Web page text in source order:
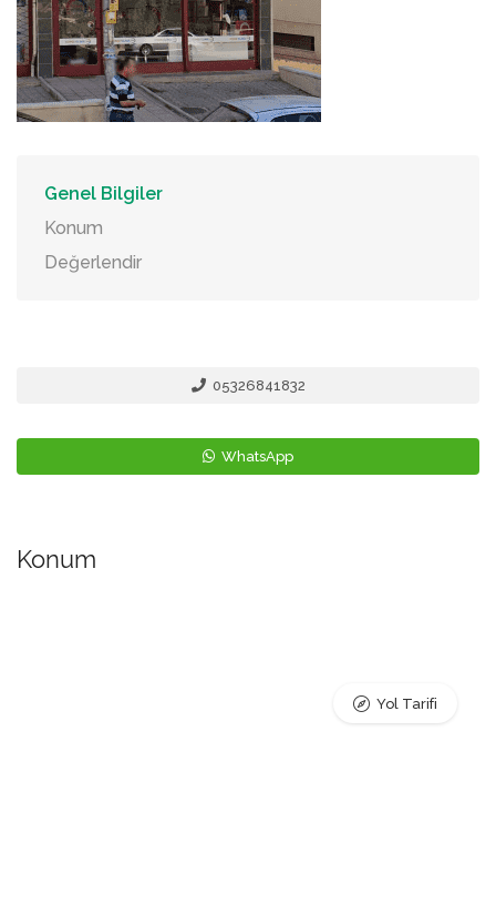
Genel Bilgiler
Konum
Değerlendir
05326841832
WhatsApp
Konum
Yol Tarifi